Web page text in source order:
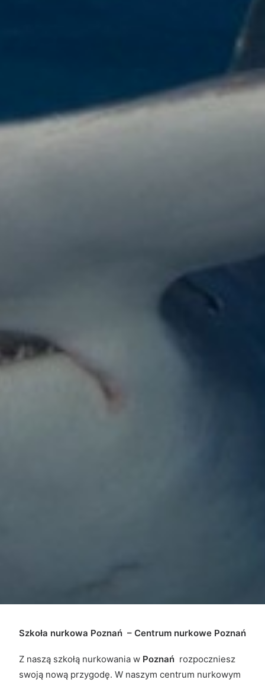
Szkoła nurkowa Poznań – Centrum nurkowe Poznań
Z naszą szkołą nurkowania w Poznań rozpoczniesz
swoją nową przygodę. W naszym centrum nurkowym